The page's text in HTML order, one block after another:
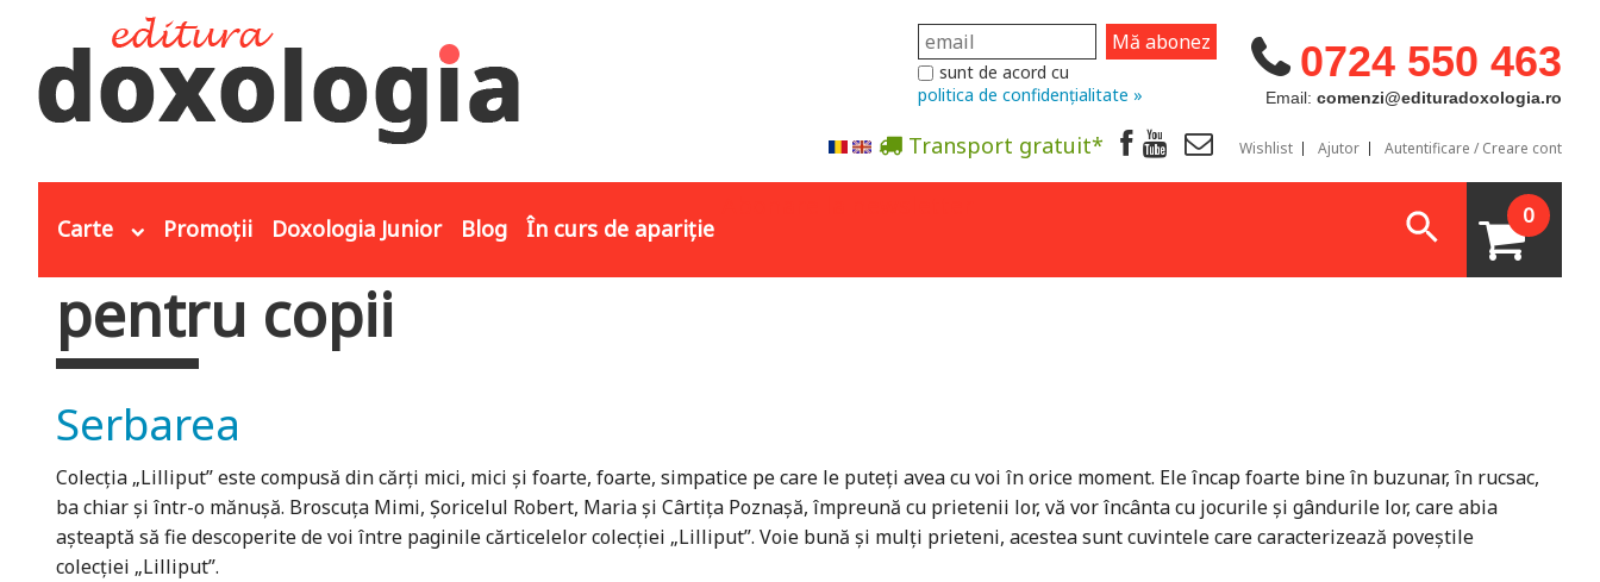
0724 550 463
Email: comenzi@edituradoxologia.ro
sunt de acord cu
politica de confidențialitate »
Transport gratuit* Wishlist Ajutor Autentificare / Creare cont
Carte Promoții Doxologia Junior Blog În curs de apariție 0
Eşti aici
pentru copii
Serbarea
Colecţia „Lilliput” este compusă din cărţi mici, mici şi foarte, foarte, simpatice pe care le puteţi avea cu voi în orice moment. Ele încap foarte bine în buzunar, în rucsac,
ba chiar şi într-o mănuşă. Broscuţa Mimi, Şoricelul Robert, Maria şi Cârtiţa Poznaşă, împreună cu prietenii lor, vă vor încânta cu jocurile şi gândurile lor, care abia
aşteaptă să fie descoperite de voi între paginile cărticelelor colecţiei „Lilliput”. Voie bună şi mulţi prieteni, acestea sunt cuvintele care caracterizează poveştile
colecţiei „Lilliput”.